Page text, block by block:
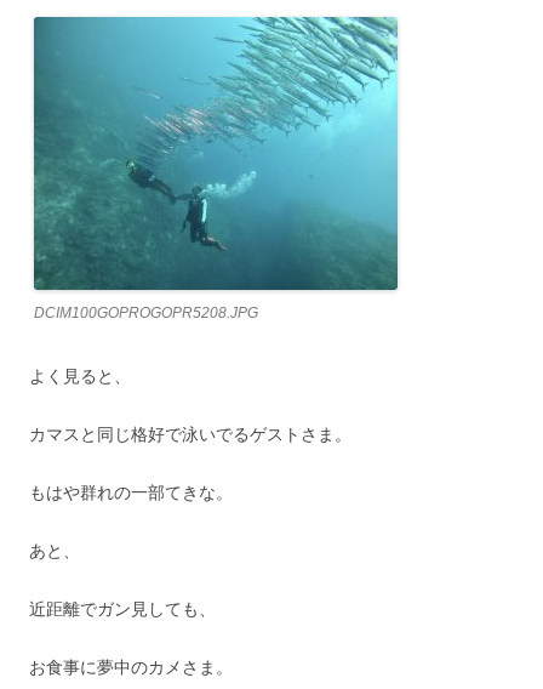
DCIM100GOPROGOPR5208.JPG
よく見ると、
カマスと同じ格好で泳いでるゲストさま。
もはや群れの一部てきな。
あと、
近距離でガン見しても、
お食事に夢中のカメさま。